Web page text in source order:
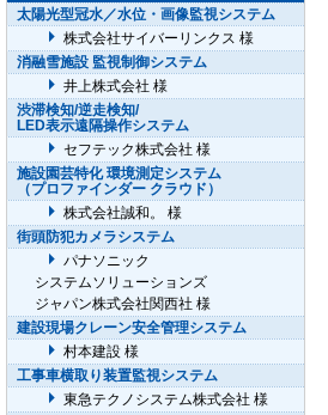
太陽光型冠水／水位・画像監視システム
株式会社サイバーリンクス 様
消融雪施設 監視制御システム
井上株式会社 様
渋滞検知/逆走検知/
LED表示遠隔操作システム
セフテック株式会社 様
施設園芸特化 環境測定システム
（プロファインダー クラウド）
株式会社誠和。 様
街頭防犯カメラシステム
パナソニック
システムソリューションズ
ジャパン株式会社関西社 様
建設現場クレーン安全管理システム
村本建設 様
工事車横取り装置監視システム
東急テクノシステム株式会社 様